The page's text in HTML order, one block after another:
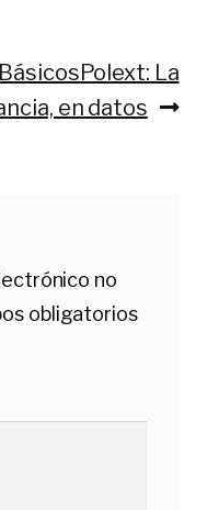
La
en datos
no
obligatorios